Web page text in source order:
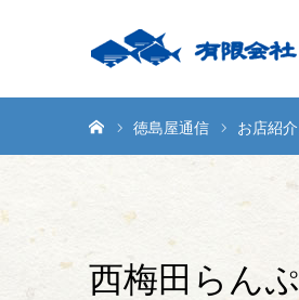
徳島屋通信 お店紹介
西梅田らんぷ